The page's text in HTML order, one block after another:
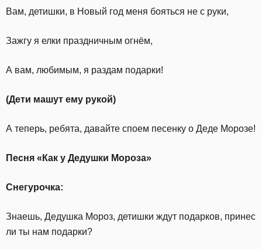
Вам, детишки, в Новый год меня бояться не с руки,
Зажгу я елки праздничным огнём,
А вам, любимым, я раздам подарки!
(Дети машут ему рукой)
А теперь, ребята, давайте споем песенку о Деде Морозе!
Песня «Как у Дедушки Мороза»
Снегурочка:
Знаешь, Дедушка Мороз, детишки ждут подарков, принес
ли ты нам подарки?